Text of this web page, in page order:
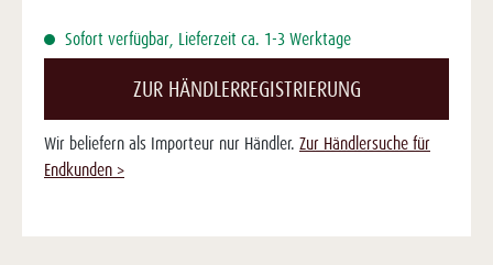
Sofort verfügbar, Lieferzeit ca. 1-3 Werktage
ZUR HÄNDLERREGISTRIERUNG
Wir beliefern als Importeur nur Händler. Zur Händlersuche für
Endkunden >